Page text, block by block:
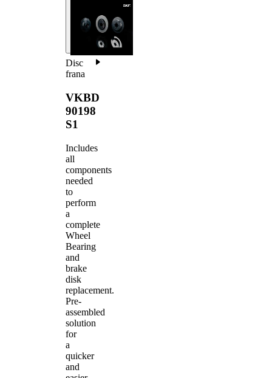
Disc
frana
VKBD
90198
S1
Includes
all
components
needed
to
perform
a
complete
Wheel
Bearing
and
brake
disk
replacement.
Pre-
assembled
solution
for
a
quicker
and